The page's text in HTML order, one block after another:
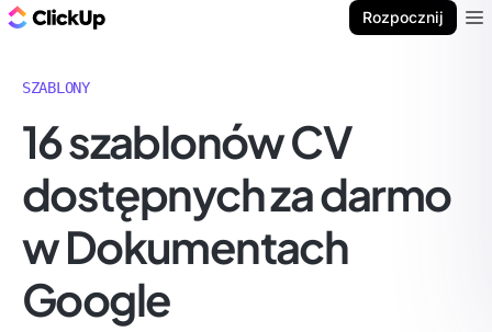
Rozpocznij
SZABLONY
16 szablonów CV
dostępnych za darmo
w Dokumentach
Google